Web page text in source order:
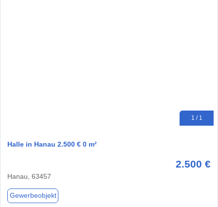
1 / 1
Halle in Hanau 2.500 € 0 m²
2.500 €
Hanau, 63457
Gewerbeobjekt